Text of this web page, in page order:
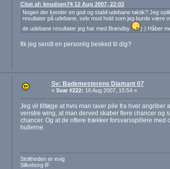
Citat af: knudsen74 12 Aug 2007, 22:02
Nogen der kender en god og stabil udebane taktik? Jeg
resultater på udebane, selv mod hold som jeg burde være
de udebane resultater jeg har med Brøndby
) ) Håber
fik jeg sendt en personlig besked til dig?
Sv: Bademesterens Diamant 07
« Svar #222: 16 Aug 2007, 15:54 »
Jeg vil tilføjge at hvis man laver pile fra hver angriber
venstre wing, at man derved skaber flere chancer og
chancer. Og at de oftere trækker forsvarsspillere
hullerne.
Stoltheden er evig
Silkeborg IF